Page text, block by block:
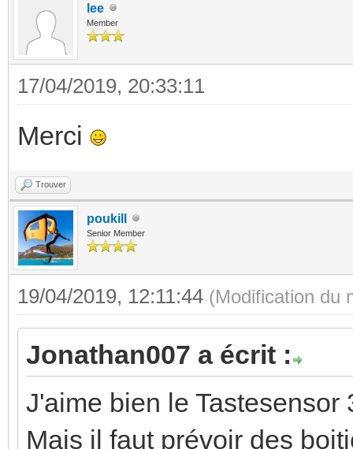
lee
Member
17/04/2019, 20:33:11
Merci
Trouver
poukill
Senior Member
19/04/2019, 12:11:44 (Modification du
Jonathan007 a écrit :
J'aime bien le Tastesensor
Mais il faut prévoir des